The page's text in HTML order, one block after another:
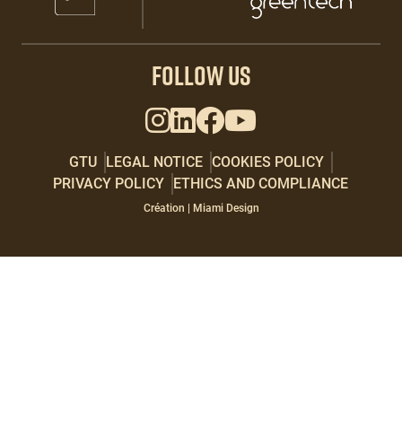
FOLLOW US
GTU LEGAL NOTICE COOKIES POLICY
PRIVACY POLICY
ETHICS AND COMPLIANCE
Paragraphes
Éditeur
de
Création | Miami Design